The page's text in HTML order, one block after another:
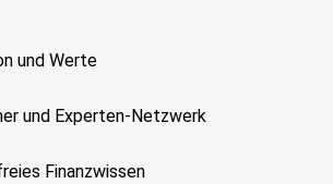
und Werte
und Experten-Netzwerk
Finanzwissen